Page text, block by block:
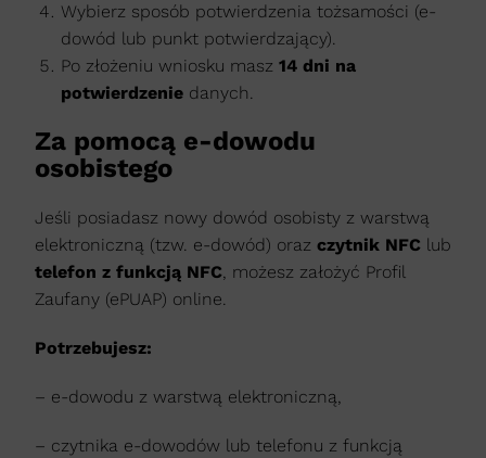
Wybierz sposób potwierdzenia tożsamości (e-
dowód lub punkt potwierdzający).
Po złożeniu wniosku masz 14 dni na
potwierdzenie danych.
Za pomocą e-dowodu
osobistego
Jeśli posiadasz nowy dowód osobisty z warstwą
elektroniczną (tzw. e-dowód) oraz czytnik NFC lub
telefon z funkcją NFC, możesz założyć Profil
Zaufany (ePUAP) online.
Potrzebujesz:
– e-dowodu z warstwą elektroniczną,
– czytnika e-dowodów lub telefonu z funkcją